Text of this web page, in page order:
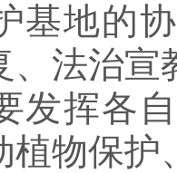
基地的
、法治宣
发挥各
植物保护